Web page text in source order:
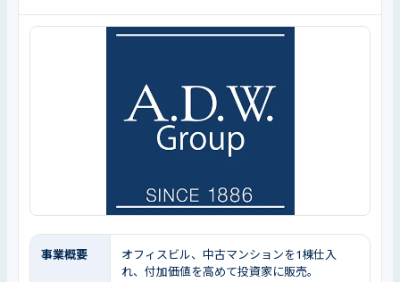
事業概要
オフィスビル、中古マンションを1棟仕入
れ、付加価値を高めて投資家に販売。